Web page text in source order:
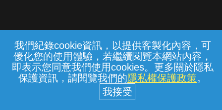
我們紀錄cookie資訊，以提供客製化內容，可
優化您的使用體驗，若繼續閱覽本網站內容，
即表示您同意我們使用cookies。更多關於隱私
保護資訊，請閱覽我們的隱私權保護政策。
常見問題 線上客服 服務條款 隱私權保護
中華電信股份有限公司個人家庭分公司
(統一編號：96979949) © 2026
{{notifyMsg}}